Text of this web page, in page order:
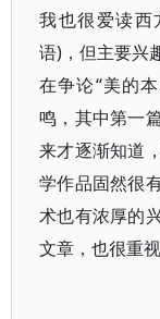
我也很爱读
语)，但主要兴
在争论“美的
鸣，其中第一
来才逐渐知道
学作品固然很
术也有浓厚的
文章，也很重视